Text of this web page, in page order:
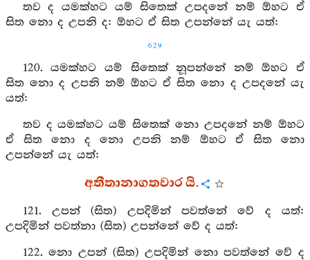
තව ද යමක්හට යම් සිතෙක් උපදනේ නම් ඕහට ඒ
සිත නො ද උපනි ද: ඕහට ඒ සිත උපන්නේ යැ යත්:
629
120. යමක්හට යම් සිතෙක් නූපන්නේ නම් ඕහට ඒ
සිත නො ද උපනි නම් ඕහට ඒ සිත නො ද උපදනේ යැ
යත්:
තව ද යමක්හට යම් සිතෙක් නො උපදනේ නම් ඕහට
ඒ සිත නො ද නො උපනි නම් ඕහට ඒ සිත නො
උපන්නේ යැ යත්:
අතීතානාගතවාර යි.
121. උපන් (සිත) උපදිමින් පවත්නේ වේ ද යත්:
උපදිමින් පවත්නා (සිත) උපන්නේ වේ ද යත්:
122. නො උපන් (සිත) උපදිමින් නො පවත්නේ වේ ද